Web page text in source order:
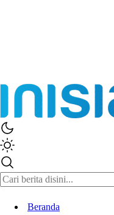
Inisiatif.co
Stay Connected Stay Informed
Beranda